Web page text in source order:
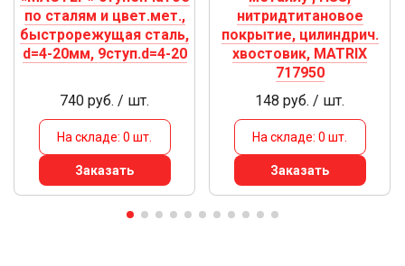
по сталям и цвет.мет.,
быстрорежущая сталь,
d=4-20мм, 9ступ.d=4-20
740 руб. / шт.
На складе: 0 шт.
Заказать
нитридтитановое
покрытие, цилиндрич.
хвостовик, MATRIX
717950
148 руб. / шт.
На складе: 0 шт.
Заказать